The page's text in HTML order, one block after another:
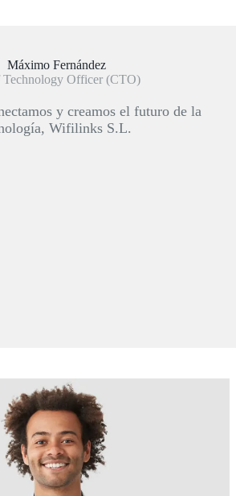
Máximo Fernández
Technology Officer (CTO)
y creamos el futuro de la
Wifilinks S.L.